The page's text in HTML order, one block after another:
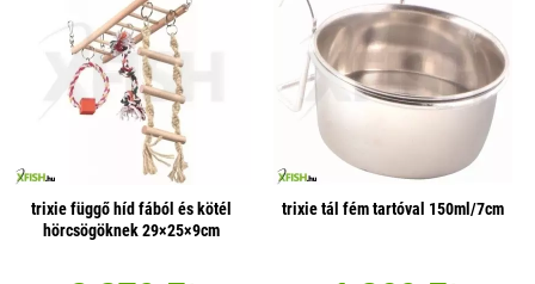
trixie függő híd fából és kötél
hörcsögöknek 29×25×9cm
trixie tál fém tartóval 150ml/7cm